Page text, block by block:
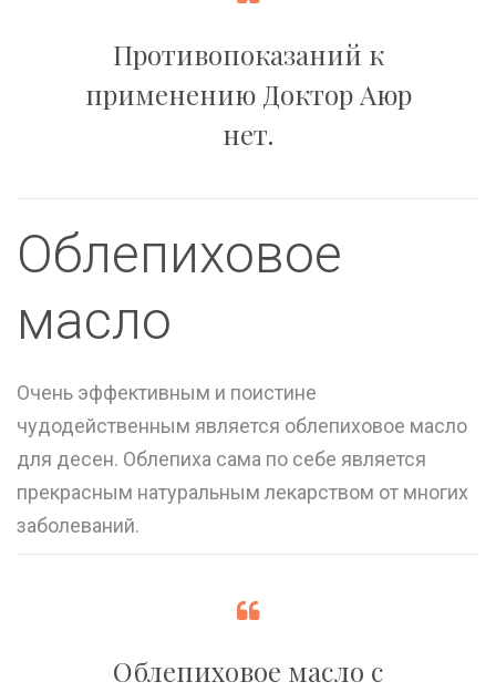
Противопоказаний к
применению Доктор Аюр
нет.
Облепиховое
масло
Очень эффективным и поистине
чудодейственным является облепиховое масло
для десен. Облепиха сама по себе является
прекрасным натуральным лекарством от многих
заболеваний.
Облепиховое масло с